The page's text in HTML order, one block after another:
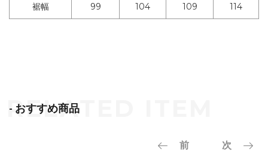
裾幅 99 104 109 114
- おすすめ商品
前 次